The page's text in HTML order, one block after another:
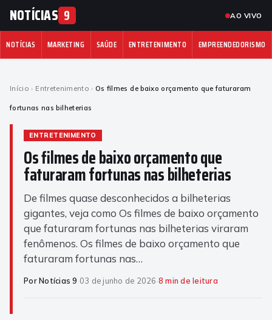
NOTÍCIAS 9 AO VIVO
NOTÍCIAS MARKETING SAÚDE ENTRETENIMENTO EMPREENDEDORISMO
Início › Entretenimento › Os filmes de baixo orçamento que faturaram
fortunas nas bilheterias
ENTRETENIMENTO
Os filmes de baixo orçamento que
faturaram fortunas nas bilheterias
De filmes quase desconhecidos a bilheterias
gigantes, veja como Os filmes de baixo orçamento
que faturaram fortunas nas bilheterias viraram
fenômenos. Os filmes de baixo orçamento que
faturaram fortunas nas…
Por Notícias 9·03 de junho de 2026·8 min de leitura